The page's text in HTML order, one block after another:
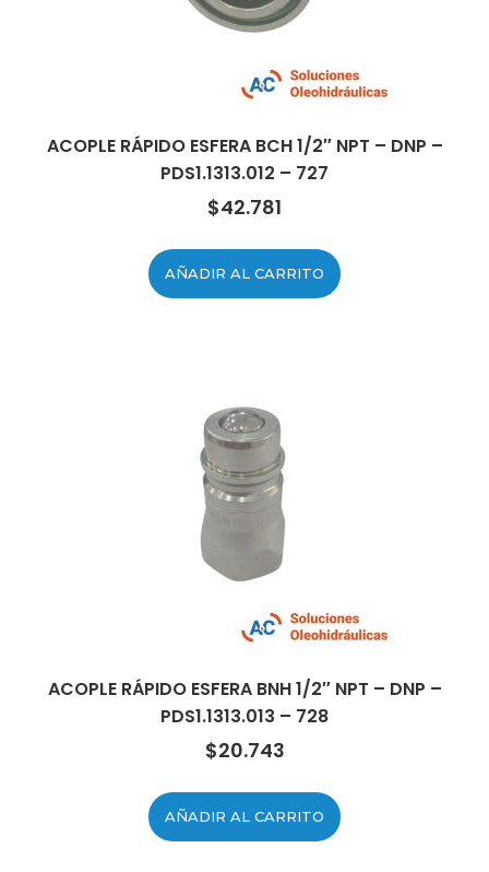
ACOPLE RÁPIDO ESFERA BCH 1/2″ NPT – DNP –
PDS1.1313.012 – 727
$42.781
AÑADIR AL CARRITO
ACOPLE RÁPIDO ESFERA BNH 1/2″ NPT – DNP –
PDS1.1313.013 – 728
$20.743
AÑADIR AL CARRITO